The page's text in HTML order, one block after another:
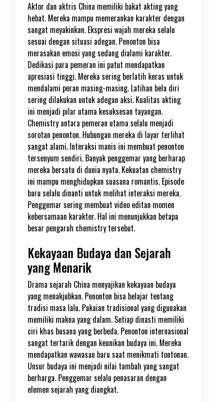
Aktor dan aktris China memiliki bakat akting yang
hebat. Mereka mampu memerankan karakter dengan
sangat meyakinkan. Ekspresi wajah mereka selalu
sesuai dengan situasi adegan. Penonton bisa
merasakan emosi yang sedang dialami karakter.
Dedikasi para pemeran ini patut mendapatkan
apresiasi tinggi. Mereka sering berlatih keras untuk
mendalami peran masing-masing. Latihan bela diri
sering dilakukan untuk adegan aksi. Kualitas akting
ini menjadi pilar utama kesuksesan tayangan.
Chemistry antara pemeran utama selalu menjadi
sorotan penonton. Hubungan mereka di layar terlihat
sangat alami. Interaksi manis ini membuat penonton
tersenyum sendiri. Banyak penggemar yang berharap
mereka bersatu di dunia nyata. Kekuatan chemistry
ini mampu menghidupkan suasana romantis. Episode
baru selalu dinanti untuk melihat interaksi mereka.
Penggemar sering membuat video editan momen
kebersamaan karakter. Hal ini menunjukkan betapa
besar pengaruh chemistry tersebut.
Kekayaan Budaya dan Sejarah
yang Menarik
Drama sejarah China menyajikan kekayaan budaya
yang menakjubkan. Penonton bisa belajar tentang
tradisi masa lalu. Pakaian tradisional yang digunakan
memiliki makna yang dalam. Setiap dinasti memiliki
ciri khas busana yang berbeda. Penonton internasional
sangat tertarik dengan keunikan budaya ini. Mereka
mendapatkan wawasan baru saat menikmati tontonan.
Unsur budaya ini menjadi nilai tambah yang sangat
berharga. Penggemar selalu penasaran dengan
elemen sejarah yang diangkat.